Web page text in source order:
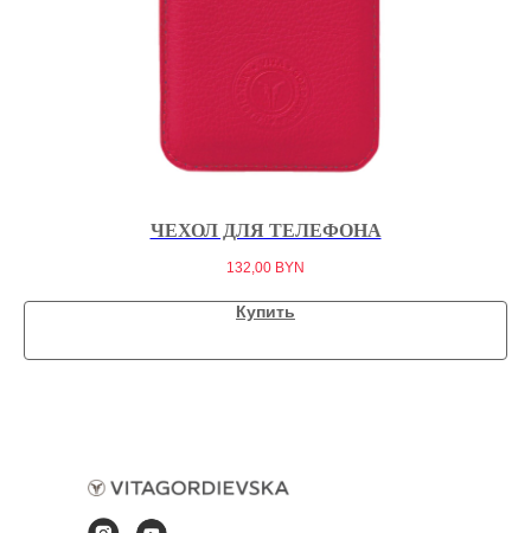
ЧЕХОЛ ДЛЯ ТЕЛЕФОНА
132,00 BYN
Купить